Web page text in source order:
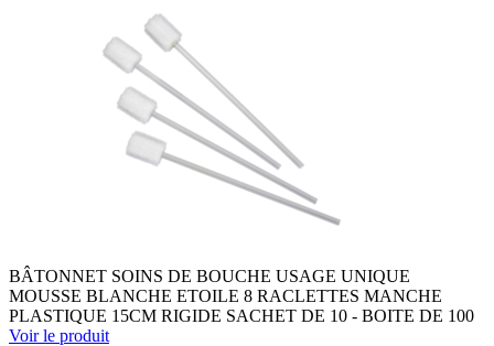
BÂTONNET SOINS DE BOUCHE USAGE UNIQUE
MOUSSE BLANCHE ETOILE 8 RACLETTES MANCHE
PLASTIQUE 15CM RIGIDE SACHET DE 10 - BOITE DE 100
Voir le produit